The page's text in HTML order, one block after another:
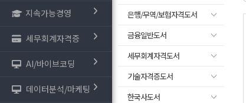
지속가능경영
세무회계자격증
AI/바이브코딩
데이터분석/마케팅
은행/무역/보험자격도서
금융일반도서
세무회계자격도서
기술자격증도서
한국사도서